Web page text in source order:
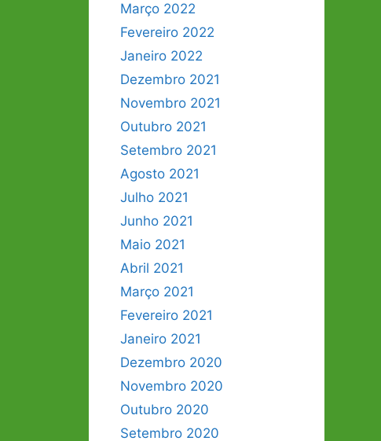
Março 2022
Fevereiro 2022
Janeiro 2022
Dezembro 2021
Novembro 2021
Outubro 2021
Setembro 2021
Agosto 2021
Julho 2021
Junho 2021
Maio 2021
Abril 2021
Março 2021
Fevereiro 2021
Janeiro 2021
Dezembro 2020
Novembro 2020
Outubro 2020
Setembro 2020